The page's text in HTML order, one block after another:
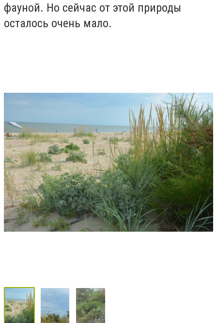
фауной. Но сейчас от этой природы
осталось очень мало.